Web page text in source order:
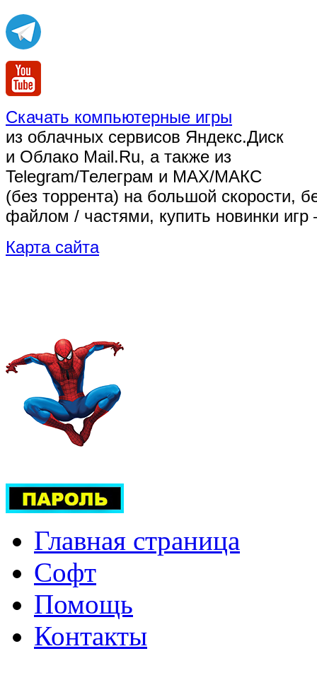
Скачать компьютерные игры
из облачных сервисов Яндекс.Диск
и Облако Mail.Ru, а также из
Telegram/Телеграм и MAX/МАКС
(без торрента) на большой скорости,
файлом / частями, купить новинки
Карта сайта
Главная страница
Софт
Помощь
Контакты